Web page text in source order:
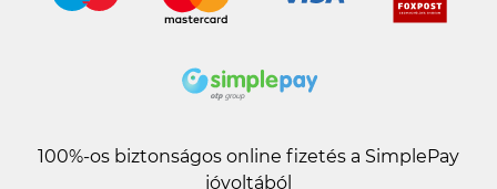
100%-os biztonságos online fizetés a SimplePay
jóvoltából